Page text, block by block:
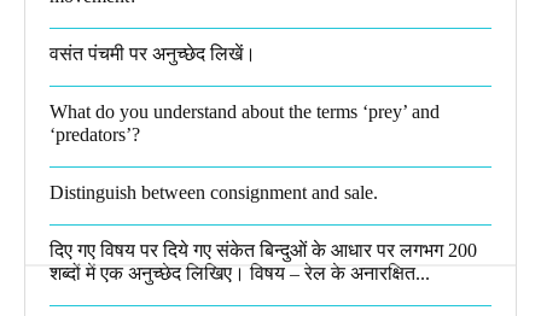
वसंत पंचमी पर अनुच्छेद लिखें।
What do you understand about the terms ‘prey’ and
‘predators’?​
Distinguish between consignment and sale.
दिए गए विषय पर दिये गए संकेत बिन्दुओं के आधार पर लगभग 200
शब्दों में एक अनुच्छेद लिखिए। विषय – रेल के अनारक्षित...